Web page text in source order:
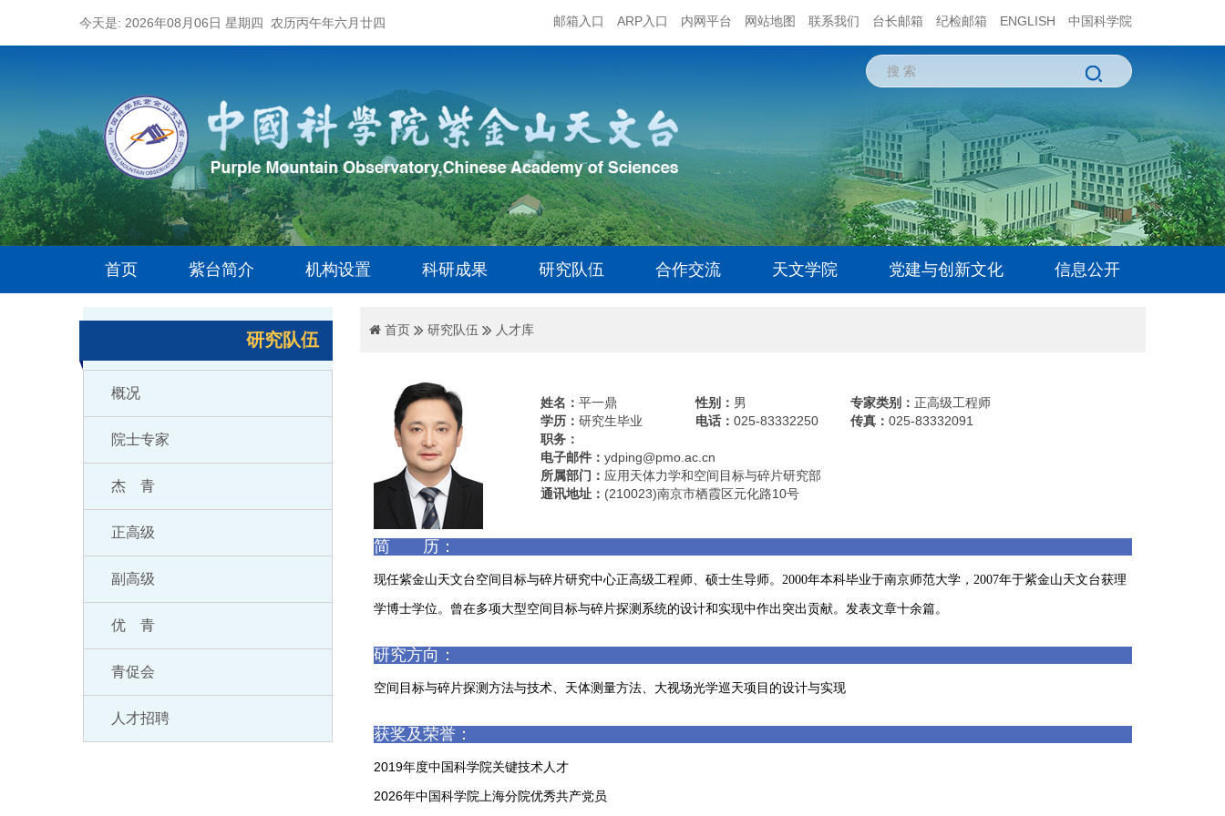
今天是: 2026年08月06日 星期四 农历丙午年六月廿四 邮箱入口 ARP入口 内网平台 网站地图 联系我们 台长邮箱 纪检邮箱 ENGLISH 中国科学院
首页 紫台简介 机构设置 科研成果 研究队伍 合作交流 天文学院 党建与创新文化 信息公开
研究队伍
概况
院士专家
杰 青
正高级
副高级
优 青
青促会
人才招聘
首页 研究队伍 人才库
姓名：平一鼎 性别： 男 专家类别： 正高级工程师
学历：研究生毕业 电话： 025-83332250 传真： 025-83332091
职务：
电子邮件：ydping@pmo.ac.cn
所属部门： 应用天体力学和空间目标与碎片研究部
通讯地址： (210023)南京市栖霞区元化路10号
简 历：
现任紫金山天文台空间目标与碎片研究中心正高级工程师、硕士生导师。2000年本科毕业于南京师范大学，2007年于紫金山天文台获理
学博士学位。曾在多项大型空间目标与碎片探测系统的设计和实现中作出突出贡献。发表文章十余篇。
研究方向：
空间目标与碎片探测方法与技术、天体测量方法、大视场光学巡天项目的设计与实现
获奖及荣誉：
2019年度中国科学院关键技术人才
2026年中国科学院上海分院优秀共产党员